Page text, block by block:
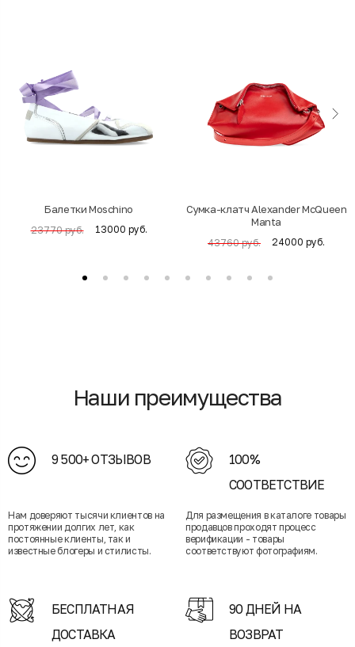
Балетки Moschino
23770 руб. 13000 руб.
Cумка-клатч Alexander McQueen
Manta
43760 руб. 24000 руб.
Наши преимущества
9 500+ ОТЗЫВОВ
Нам доверяют тысячи клиентов на
протяжении долгих лет, как
постоянные клиенты, так и
известные блогеры и стилисты.
100%
СООТВЕТСТВИЕ
Для размещения в каталоге товары
продавцов проходят процесс
верификации - товары
соответствуют фотографиям.
БЕСПЛАТНАЯ
ДОСТАВКА
90 ДНЕЙ НА
ВОЗВРАТ